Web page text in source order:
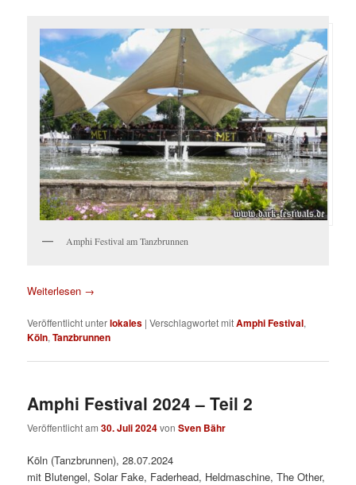
Amphi Festival am Tanzbrunnen
Weiterlesen →
Veröffentlicht unterlokales |Verschlagwortet mitAmphi Festival,
Köln,Tanzbrunnen
Amphi Festival 2024 – Teil 2
Veröffentlicht am30. Juli 2024vonSven Bähr
Köln (Tanzbrunnen), 28.07.2024
mit Blutengel, Solar Fake, Faderhead, Heldmaschine, The Other,